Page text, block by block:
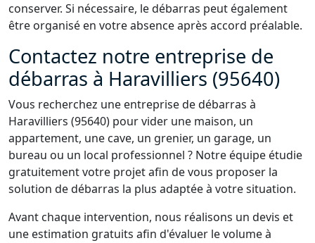
conserver. Si nécessaire, le débarras peut également
être organisé en votre absence après accord préalable.
Contactez notre entreprise de
débarras à Haravilliers (95640)
Vous recherchez une entreprise de débarras à
Haravilliers (95640) pour vider une maison, un
appartement, une cave, un grenier, un garage, un
bureau ou un local professionnel ? Notre équipe étudie
gratuitement votre projet afin de vous proposer la
solution de débarras la plus adaptée à votre situation.
Avant chaque intervention, nous réalisons un devis et
une estimation gratuits afin d'évaluer le volume à